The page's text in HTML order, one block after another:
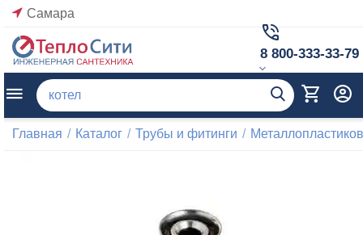
Самара
8 800-333-33-79
Главная / Каталог / Трубы и фитинги /